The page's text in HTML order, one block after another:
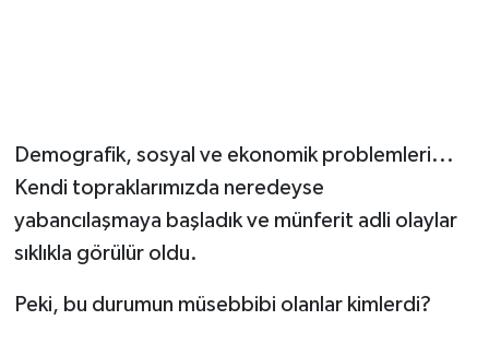
Demografik, sosyal ve ekonomik problemleri...
Kendi topraklarımızda neredeyse
yabancılaşmaya başladık ve münferit adli olaylar
sıklıkla görülür oldu.
Peki, bu durumun müsebbibi olanlar kimlerdi?